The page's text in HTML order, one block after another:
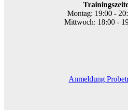
Montag: 19:00 -
Mittwoch: 18:00 -
Anmeldung